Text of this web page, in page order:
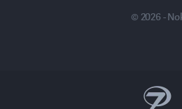
© 2026 -
Ülke TV